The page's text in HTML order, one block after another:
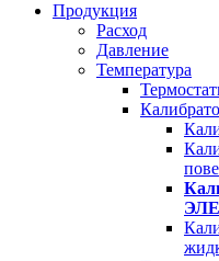
Продукция
Расход
Давление
Температура